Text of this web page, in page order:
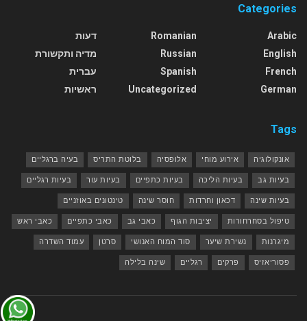
Categories
Arabic
English
French
German
Romanian
Russian
Spanish
Uncategorized
דעות
מדיה ותקשורת
עברית
ראשיות
Tags
אונקולוגיה אירוע מוחי אלופסיה בלוטת התריס בעיה ברגליים
בעיות גב בעיות הליכה בעיות כתפיים בעיות עור בעיות רגליים
בעיות שינה דכאון וחרדות חוסר שינה טינטונים באוזניים
טיפול בסחרחורות יציבות הגוף כאבי גב כאבי כתפיים כאבי ראש
מיגרנות נשירת שיער סוד המוח האנושי סרטן עמוד השדרה
פסוריאזיס פרקים רגליים שינה בלילה